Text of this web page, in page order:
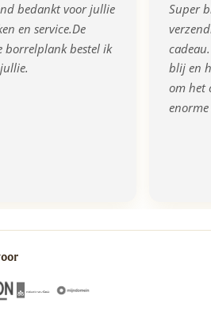
bedankt voor jullie
en service.De
borrelplank bestel ik
Super
blij en
om het